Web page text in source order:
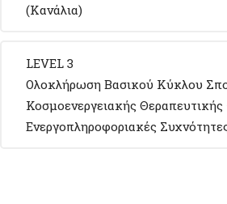
(Κανάλια)
LEVEL 3
Ολοκλήρωση Βασικού Κύκλου
Κοσμοενεργειακής
Ενεργοπληροφοριακές